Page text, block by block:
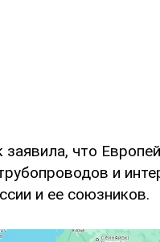
что
и
и ее союзников.